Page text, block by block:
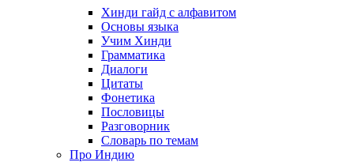
Хинди гайд с алфавитом
Основы языка
Учим Хинди
Грамматика
Диалоги
Цитаты
Фонетика
Пословицы
Разговорник
Словарь по темам
Про Индию